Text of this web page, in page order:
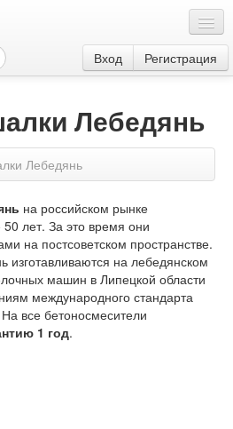
Вход Регистрация
Лебедянь
Лебедянь
на российском рынке
лет. За это время они
на постсоветском пространстве.
изготавливаются на лебедянском
машин в Липецкой области
международного стандарта
все бетоносмесители
1 год.